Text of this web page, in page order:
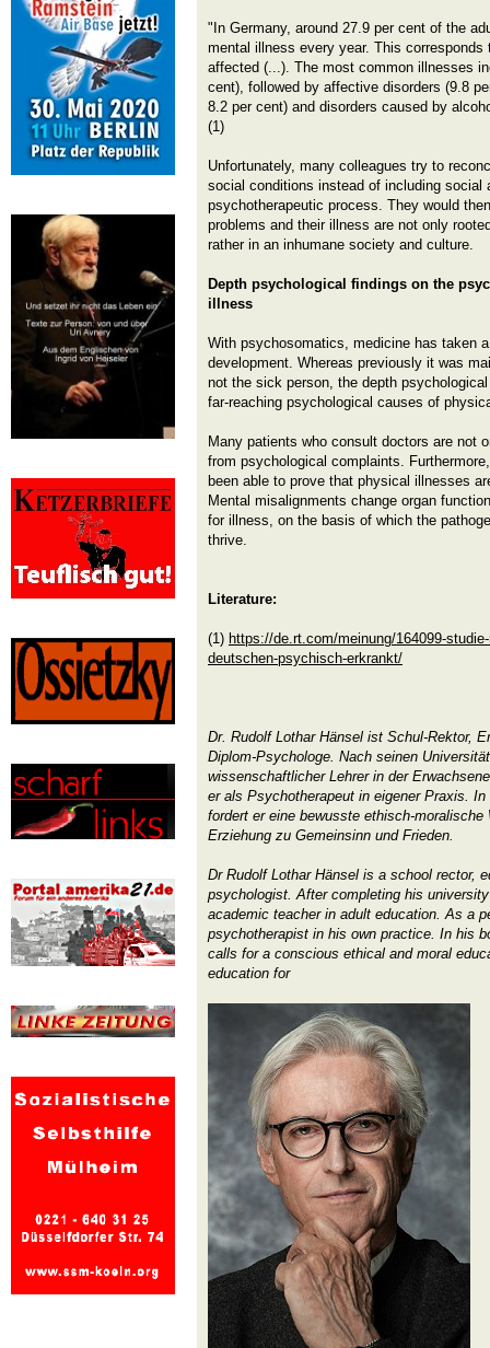
"In Germany, around 27.9 per cent of the
mental illness every year. This corresponds
affected (...). The most common illnesses
cent), followed by affective disorders (9.8
8.2 per cent) and disorders caused by
(1)
Unfortunately, many colleagues try to
social conditions instead of including social
psychotherapeutic process. They would
problems and their illness are not only
rather in an inhumane society and culture.
Depth psychological findings on the
illness
With psychosomatics, medicine has taken
development. Whereas previously it was
not the sick person, the depth
far-reaching psychological causes of
Many patients who consult doctors are not
from psychological complaints.
been able to prove that physical illnesses
Mental misalignments change organ
for illness, on the basis of which the
thrive.
Literature:
(1) https://de.rt.com/meinung/164099-
deutschen-psychisch-erkrankt/
Dr. Rudolf Lothar Hänsel ist Schul-Rektor,
Diplom-Psychologe. Nach seinen
wissenschaftlicher Lehrer in der
er als Psychotherapeut in eigener Praxis.
fordert er eine bewusste ethisch-moralische
Erziehung zu Gemeinsinn und Frieden.
Dr Rudolf Lothar Hänsel is a school rector,
psychologist. After completing his
academic teacher in adult education. As a
psychotherapist in his own practice. In his
calls for a conscious ethical and moral
education for